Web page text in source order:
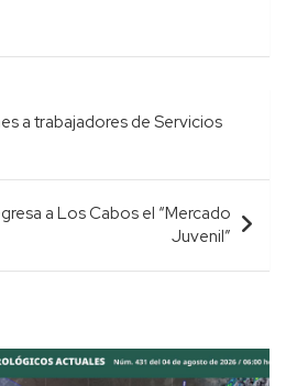
a trabajadores de Servicios
a Los Cabos el “Mercado
Juvenil”